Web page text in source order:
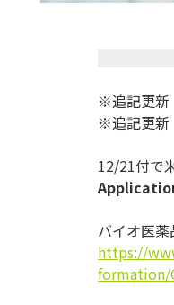
※追記更新
※追記更新
12/21付で
バイオ医
https://
formation/